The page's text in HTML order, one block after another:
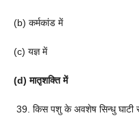
(b) कर्मकांड में
(c) यज्ञ में
(d) मातृशक्ति में
39. किस पशु के अवशेष सिन्धु घाटी